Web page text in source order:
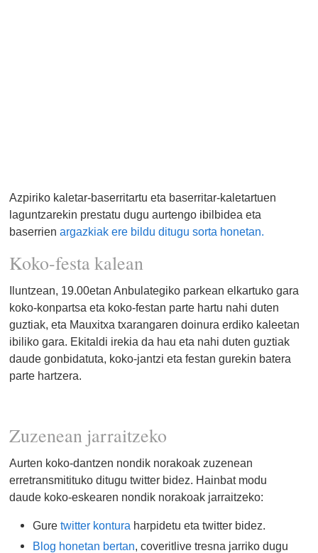
Azpiriko kaletar-baserritartu eta baserritar-kaletartuen
laguntzarekin prestatu dugu aurtengo ibilbidea eta
baserrienargazkiak ere bildu ditugu sorta honetan.
Koko-festa kalean
Iluntzean, 19.00etan Anbulategiko parkean elkartuko gara
koko-konpartsa eta koko-festan parte hartu nahi duten
guztiak, eta Mauxitxa txarangaren doinura erdiko kaleetan
ibiliko gara. Ekitaldi irekia da hau eta nahi duten guztiak
daude gonbidatuta, koko-jantzi eta festan gurekin batera
parte hartzera.
Zuzenean jarraitzeko
Aurten koko-dantzen nondik norakoak zuzenean
erretransmitituko ditugu twitter bidez. Hainbat modu
daude koko-eskearen nondik norakoak jarraitzeko:
Guretwitter kontura harpidetu eta twitter bidez.
Blog honetan bertan , coveritlive tresna jarriko dugu